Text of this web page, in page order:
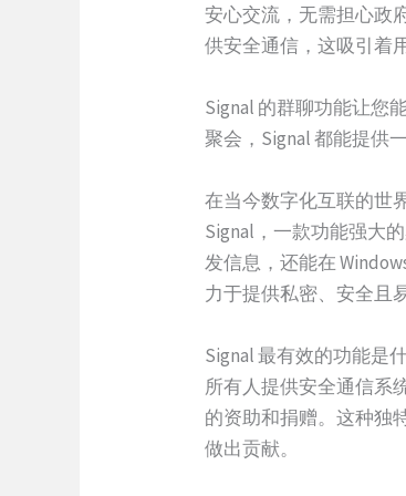
安心交流，无需担心政
供安全通信，这吸引着
Signal 的群聊功能让您
聚会，Signal 都能提供
在当今数字化互联的世
Signal，一款功能强大
发信息，还能在
力于提供私密、安全且
Signal 最有效的功能是
所有人提供安全通信系
的资助和捐赠。这种独
做出贡献。